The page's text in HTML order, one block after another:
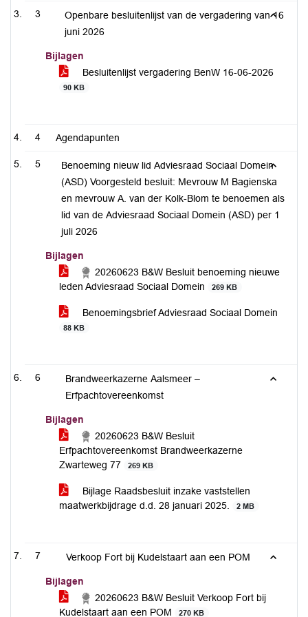
3
Openbare besluitenlijst van de vergadering van 16
juni 2026
Bijlagen
Besluitenlijst vergadering BenW 16-06-2026
90 KB
4 Agendapunten
5
Benoeming nieuw lid Adviesraad Sociaal Domein
(ASD) Voorgesteld besluit: Mevrouw M Bagienska
en mevrouw A. van der Kolk-Blom te benoemen als
lid van de Adviesraad Sociaal Domein (ASD) per 1
juli 2026
Bijlagen
20260623 B&W Besluit benoeming nieuwe
leden Adviesraad Sociaal Domein
269 KB
Benoemingsbrief Adviesraad Sociaal Domein
88 KB
6
Brandweerkazerne Aalsmeer –
Erfpachtovereenkomst
Bijlagen
20260623 B&W Besluit
Erfpachtovereenkomst Brandweerkazerne
Zwarteweg 77
269 KB
Bijlage Raadsbesluit inzake vaststellen
maatwerkbijdrage d.d. 28 januari 2025.
2 MB
7 Verkoop Fort bij Kudelstaart aan een POM
Bijlagen
20260623 B&W Besluit Verkoop Fort bij
Kudelstaart aan een POM
270 KB